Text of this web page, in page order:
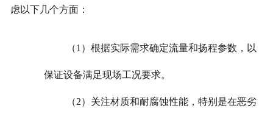
虑以下几个方面：
（1）根据实际需求确定流量和扬程参数，以
保证设备满足现场工况要求。
（2）关注材质和耐腐蚀性能，特别是在恶劣